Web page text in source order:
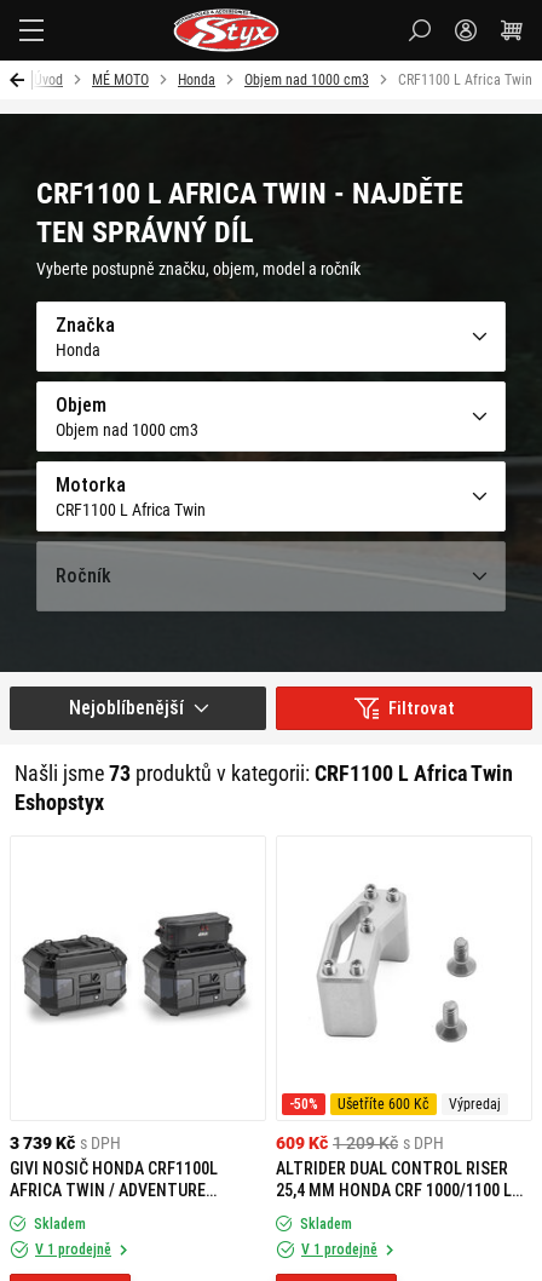
Úvod MÉ MOTO Honda Objem nad 1000 cm3 CRF1100 L Africa Twin
CRF1100 L AFRICA TWIN - NAJDĚTE
TEN SPRÁVNÝ DÍL
Vyberte postupně značku, objem, model a ročník
Značka
Honda
Objem
Objem nad 1000 cm3
Motorka
CRF1100 L Africa Twin
Ročník
Filtrovat
Našli jsme73 produktů v kategorii:CRF1100 L Africa Twin
Eshopstyx
Nejoblíbenější
3 739 Kč s DPH
GIVI NOSIČ HONDA CRF1100L
AFRICA TWIN / ADVENTURE
SPORTS (20-26) S378
Skladem
V 1 prodejně
-50% Ušetříte 600 Kč Výpredaj
1 209 Kč
609 Kč
s DPH
ALTRIDER DUAL CONTROL RISER
25,4 MM HONDA CRF 1000/1100 L
AFRICA TWIN/ADVENTURE SPORTS
STRIEBORNÁ
Skladem
V 1 prodejně